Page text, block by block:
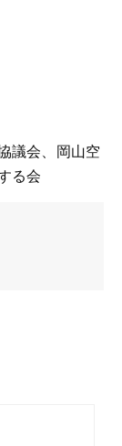
会、岡山空
る会